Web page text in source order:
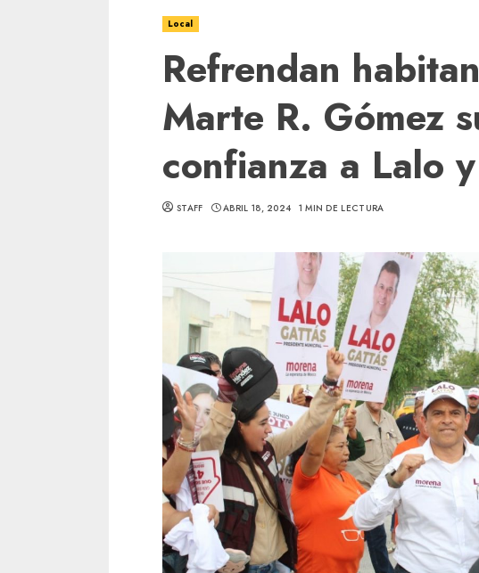
Local
Refrendan
Marte R. Gómez
confianza a Lalo
STAFF ABRIL 18, 2024 1 MIN DE LECTURA